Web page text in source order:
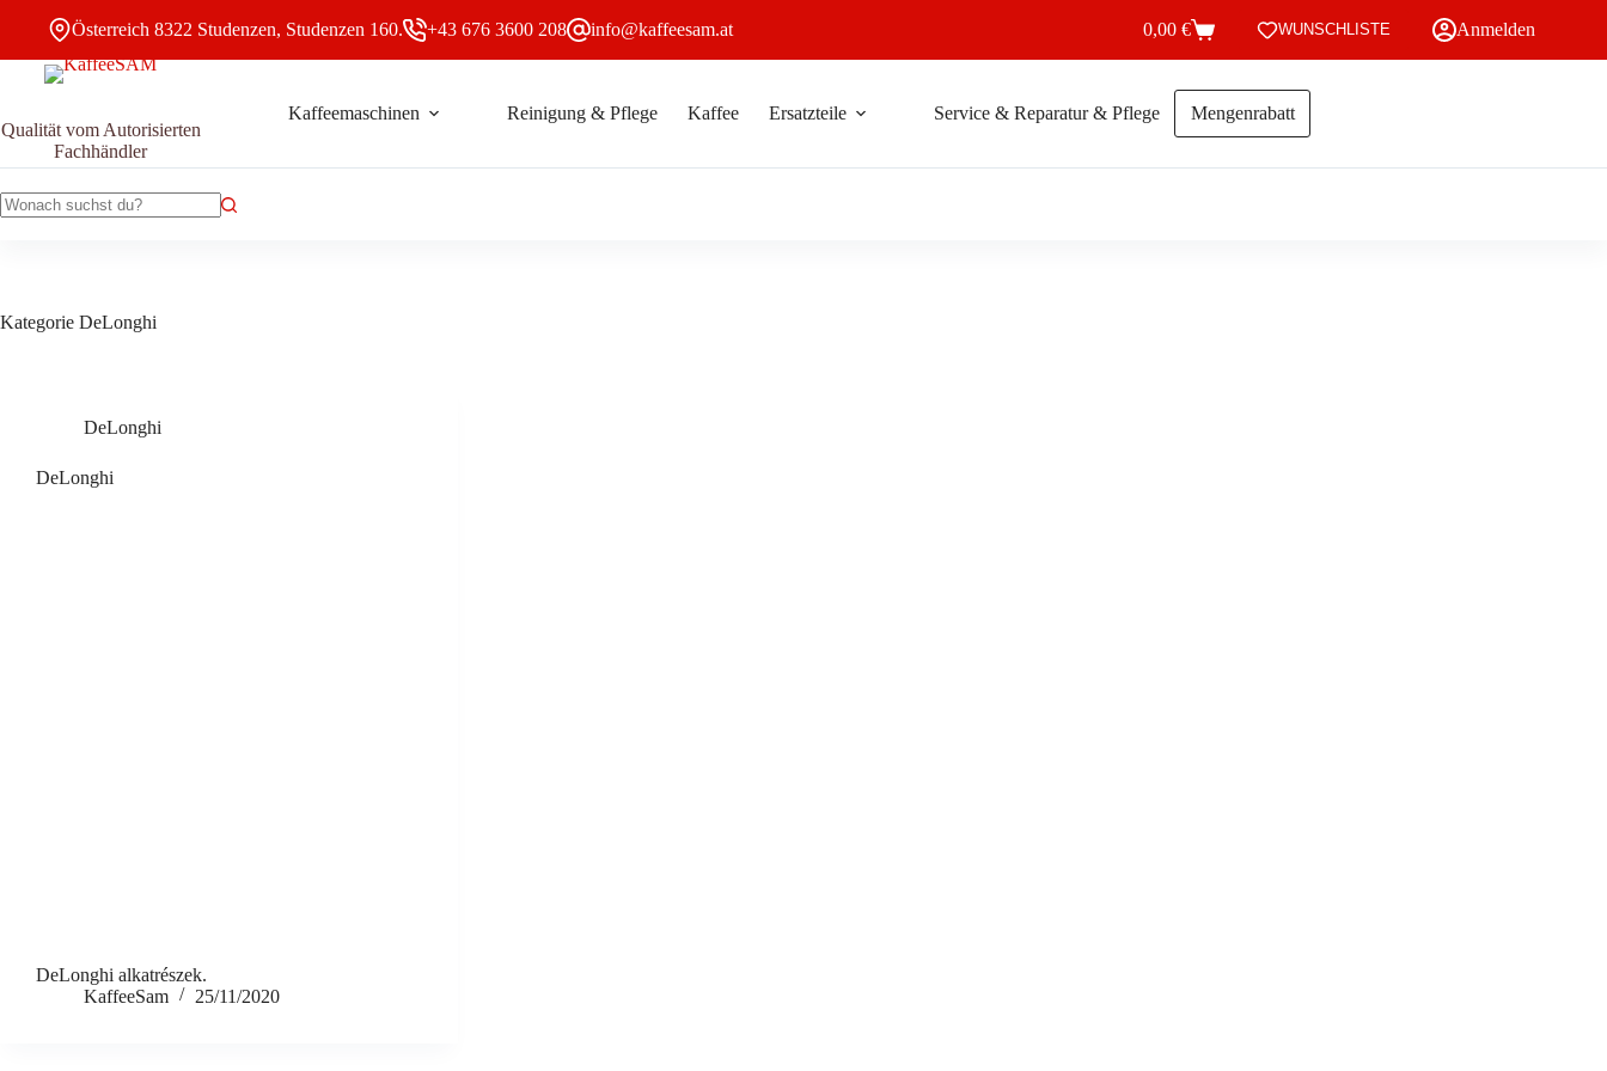
Österreich 8322 Studenzen, Studenzen 160. +43 676 3600 208 info@kaffeesam.at Warenkorb
0,00 € WUNSCHLISTE Anmelden
Qualität vom Autorisierten
Fachhändler
Kaffeemaschinen Reinigung & Pflege Kaffee Ersatzteile Service & Reparatur & Pflege Mengenrabatt
Kategorie DeLonghi
DeLonghi
DeLonghi
DeLonghi alkatrészek.
KaffeeSam
25/11/2020